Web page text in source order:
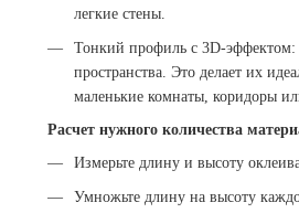
легкие стены.
Тонкий профиль с 3D-эффектом:
пространства. Это делает их
маленькие комнаты, коридоры
Расчет нужного количества
Измерьте длину и высоту
Умножьте длину на высоту